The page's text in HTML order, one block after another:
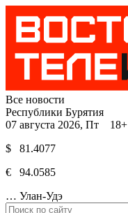
Все новости
Республики Бурятия
07 августа 2026, Пт 18+
$ 81.4077
€ 94.0585
… Улан-Удэ